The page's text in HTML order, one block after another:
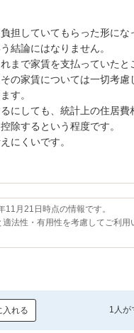
担していてもらった形にな
結論にはなりません。
まで家賃を支払っていたと
の家賃については一切考慮
す。
にしても、統計上の住居費
除するという程度です。
にくいです。
11月21日時点の情報です。
適法性・有用性を考慮してご利
入れる 1人が